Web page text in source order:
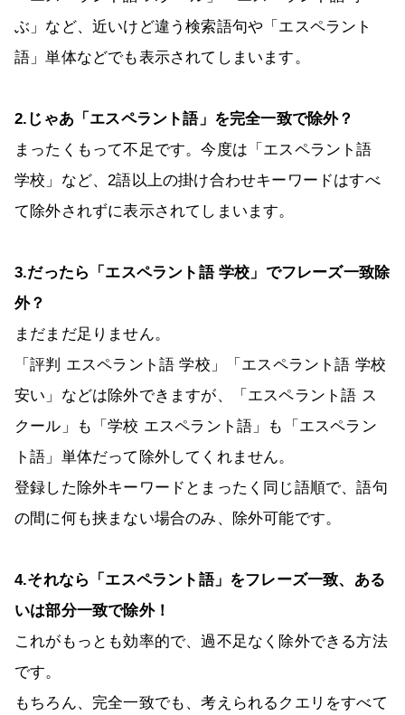
ぶ」など、近いけど違う検索語句や「エスペラント
語」単体などでも表示されてしまいます。
2.じゃあ「エスペラント語」を完全一致で除外？
まったくもって不足です。今度は「エスペラント語
学校」など、2語以上の掛け合わせキーワードはすべ
て除外されずに表示されてしまいます。
3.だったら「エスペラント語 学校」でフレーズ一致除
外？
まだまだ足りません。
「評判 エスペラント語 学校」「エスペラント語 学校
安い」などは除外できますが、「エスペラント語 ス
クール」も「学校 エスペラント語」も「エスペラン
ト語」単体だって除外してくれません。
登録した除外キーワードとまったく同じ語順で、語句
の間に何も挟まない場合のみ、除外可能です。
4.それなら「エスペラント語」をフレーズ一致、ある
いは部分一致で除外！
これがもっとも効率的で、過不足なく除外できる方法
です。
もちろん、完全一致でも、考えられるクエリをすべて